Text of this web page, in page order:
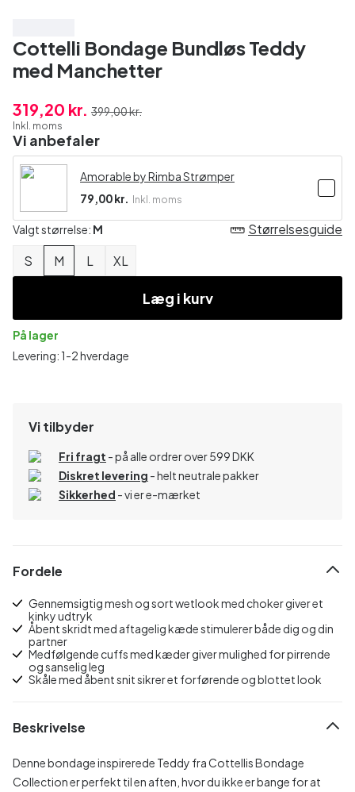
Cottelli Bondage Bundløs Teddy
med Manchetter
319,20 kr. 399,00 kr.
Inkl. moms
Vi anbefaler
Amorable by Rimba Strømper
79,00 kr.
Inkl. moms
Valgt størrelse: M
S M L XL
Størrelsesguide
Læg i kurv
På lager
Levering: 1-2 hverdage
Vi tilbyder
Fri fragt - på alle ordrer over 599 DKK
Diskret levering - helt neutrale pakker
Sikkerhed - vi er e-mærket
Fordele
Gennemsigtig mesh og sort wetlook med choker giver et
kinky udtryk
Åbent skridt med aftagelig kæde stimulerer både dig og din
partner
Medfølgende cuffs med kæder giver mulighed for pirrende
og sanselig leg
Skåle med åbent snit sikrer et forførende og blottet look
Beskrivelse
Denne bondage inspirerede Teddy fra Cottellis Bondage
Collection er perfekt til en aften, hvor du ikke er bange for at